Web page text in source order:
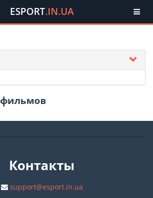
ESPORT.IN.UA
фильмов
Контакты
support@esport.in.ua